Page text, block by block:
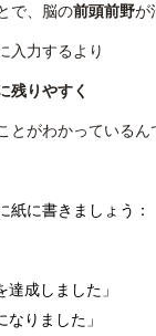
で、脳の前頭前野が
入力するより
残りやすく
とがわかっているん
紙に書きましょう：
成しました」
りました」